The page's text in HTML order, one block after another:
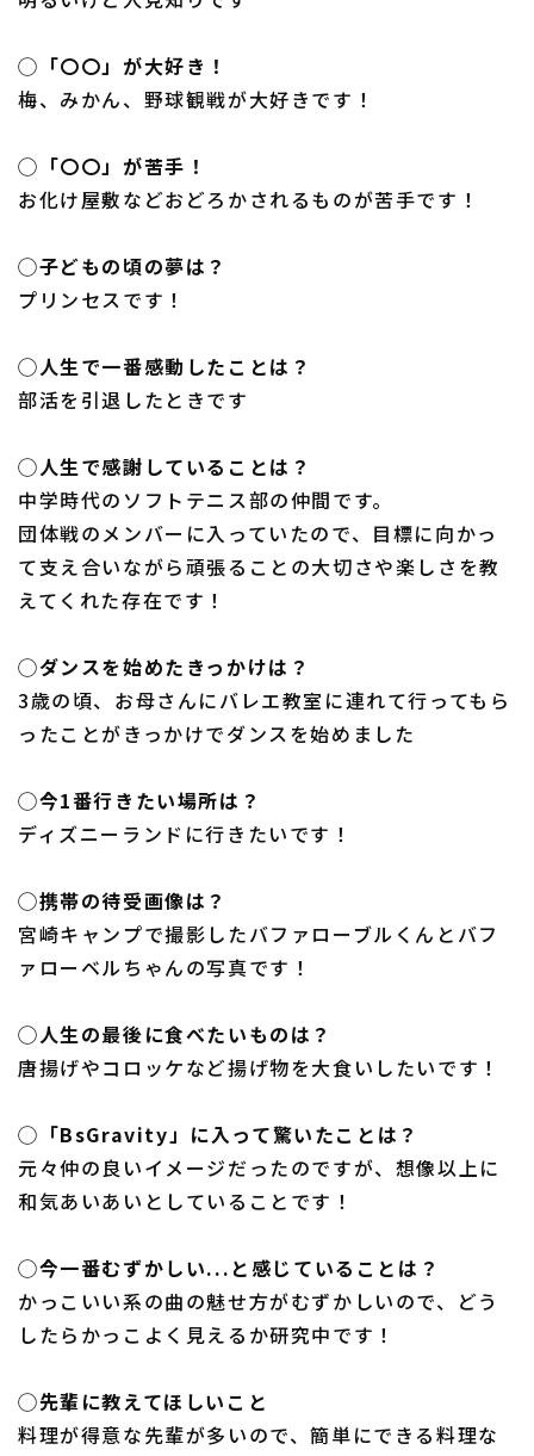
◯「〇〇」が大好き！
梅、みかん、野球観戦が大好きです！
◯「〇〇」が苦手！
お化け屋敷などおどろかされるものが苦手です！
◯子どもの頃の夢は？
プリンセスです！
◯人生で一番感動したことは？
部活を引退したときです
◯人生で感謝していることは？
中学時代のソフトテニス部の仲間です。
団体戦のメンバーに入っていたので、目標に向かっ
て支え合いながら頑張ることの大切さや楽しさを教
えてくれた存在です！
◯ダンスを始めたきっかけは？
3歳の頃、お母さんにバレエ教室に連れて行ってもら
ったことがきっかけでダンスを始めました
◯今1番行きたい場所は？
ディズニーランドに行きたいです！
◯携帯の待受画像は？
宮崎キャンプで撮影したバファローブルくんとバフ
ァローベルちゃんの写真です！
◯人生の最後に食べたいものは？
唐揚げやコロッケなど揚げ物を大食いしたいです！
◯「BsGravity」に入って驚いたことは？
元々仲の良いイメージだったのですが、想像以上に
和気あいあいとしていることです！
◯今一番むずかしい...と感じていることは？
かっこいい系の曲の魅せ方がむずかしいので、どう
したらかっこよく見えるか研究中です！
◯先輩に教えてほしいこと
料理が得意な先輩が多いので、簡単にできる料理な